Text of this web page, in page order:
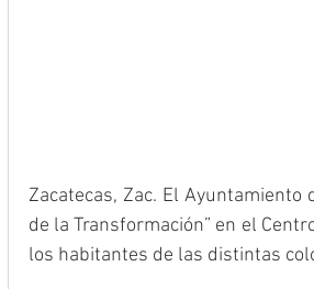
Zacatecas, Zac. El
de la Transformación” en el
los habitantes de las distintas